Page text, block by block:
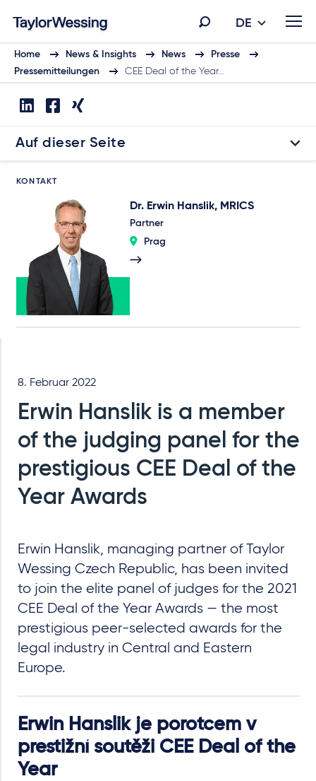
DE
Home News & Insights News
Presse
Pressemitteilungen
CEE Deal of the Year…
Auf dieser Seite
KONTAKT
Dr. Erwin Hanslik, MRICS
Partner
Prag
8. Februar 2022
Erwin Hanslik is a member
of the judging panel for the
prestigious CEE Deal of the
Year Awards
Erwin Hanslik, managing partner of Taylor
Wessing Czech Republic, has been invited
to join the elite panel of judges for the 2021
CEE Deal of the Year Awards — the most
prestigious peer-selected awards for the
legal industry in Central and Eastern
Europe.
Erwin Hanslik je porotcem v
prestižní soutěži CEE Deal of the
Year